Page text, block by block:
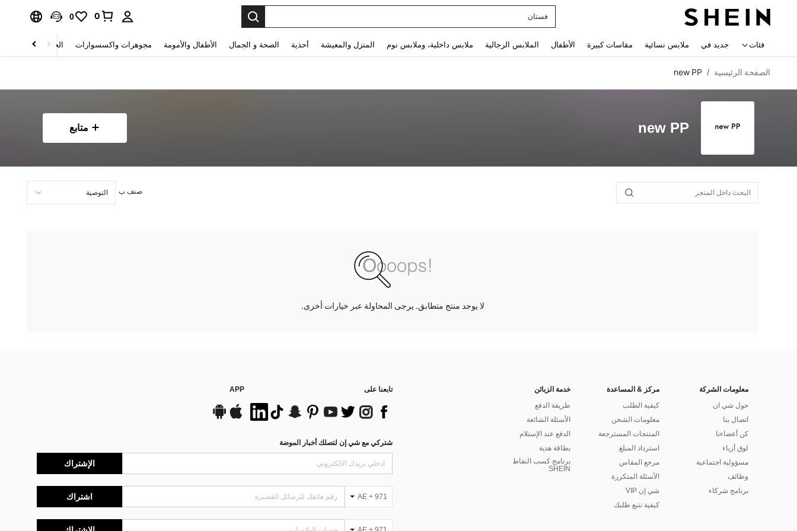
فستان
0
0
فئات جديد في ملابس نسائية مقاسات كبيرة الأطفال الملابس الرجالية ملابس داخلية، وملابس نوم المنزل والمعيشة أحذية الصحة و الجمال الأطفال والأمومة مجوهرات واكسسوارات الحقائب والأمتعة
الصفحة الرئيسية /
new PP
new PP متابع
صنف ب
لا يوجد منتج متطابق. يرجى المحاولة عبر خيارات أخرى.
معلومات الشركة
حول شي ان
اتصال بنا
كن أعضاءنا
لوق أزياء
مسؤولية اجتماعية
وظائف
برنامج شركاء
مركز & المساعدة
كيفية الطلب
معلومات الشحن
المنتجات المسترجعة
استرداد المبلغ
مرجع المقاس
الأسئلة المتكررة
شي إن VIP
كيفية تتبع طلبك
خدمة الزبائن
طريقة الدفع
الأسئلة الشائعة
الدفع عند الإستلام
بطاقة هدية
برنامج كسب النقاط
SHEIN
تابعنا على APP
شتركي مع شي إن لتصلك أخبار الموضة
الإشتراك
AE + 971 اشتراك